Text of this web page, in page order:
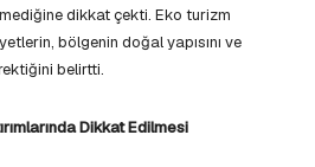
dikkat çekti. Eko turizm
bölgenin doğal yapısını ve
belirtti.
Dikkat Edilmesi